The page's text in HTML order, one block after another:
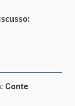
Conte